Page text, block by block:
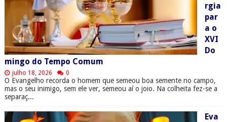
rgia
par
a o
XVI
Do
mingo do Tempo Comum
julho 18, 2026 0
O Evangelho recorda o homem que semeou boa semente no campo,
mas o seu inimigo, sem ele ver, semeou aí o joio. Na colheita fez-se a
separaç...
Eva